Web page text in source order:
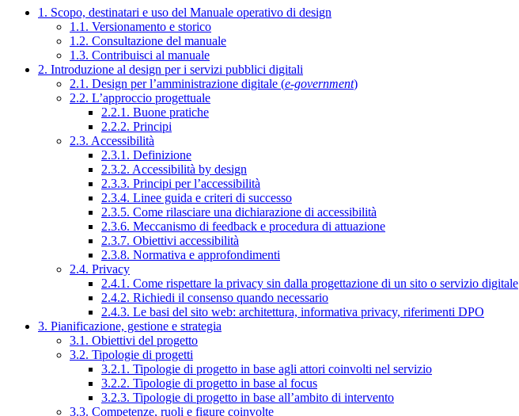
1. Scopo, destinatari e uso del Manuale operativo di design
1.1. Versionamento e storico
1.2. Consultazione del manuale
1.3. Contribuisci al manuale
2. Introduzione al design per i servizi pubblici digitali
2.1. Design per l’amministrazione digitale (e-government)
2.2. L’approccio progettuale
2.2.1. Buone pratiche
2.2.2. Principi
2.3. Accessibilità
2.3.1. Definizione
2.3.2. Accessibilità by design
2.3.3. Principi per l’accessibilità
2.3.4. Linee guida e criteri di successo
2.3.5. Come rilasciare una dichiarazione di accessibilità
2.3.6. Meccanismo di feedback e procedura di attuazione
2.3.7. Obiettivi accessibilità
2.3.8. Normativa e approfondimenti
2.4. Privacy
2.4.1. Come rispettare la privacy sin dalla progettazione di un sito o servizio digitale
2.4.2. Richiedi il consenso quando necessario
2.4.3. Le basi del sito web: architettura, informativa privacy, riferimenti DPO
3. Pianificazione, gestione e strategia
3.1. Obiettivi del progetto
3.2. Tipologie di progetti
3.2.1. Tipologie di progetto in base agli attori coinvolti nel servizio
3.2.2. Tipologie di progetto in base al focus
3.2.3. Tipologie di progetto in base all’ambito di intervento
3.3. Competenze, ruoli e figure coinvolte